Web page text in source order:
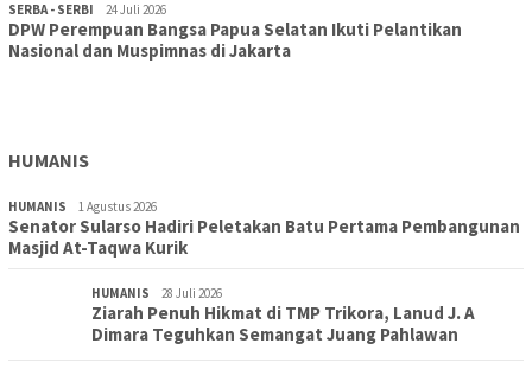
SERBA - SERBI 24 Juli 2026
DPW Perempuan Bangsa Papua Selatan Ikuti Pelantikan
Nasional dan Muspimnas di Jakarta
TOPIK 30 Juli 2026
Wujudkan Sekolah Adiwiyata:SD Inpres Polder Merauke
HUMANIS
HUMANIS 1 Agustus 2026
Senator Sularso Hadiri Peletakan Batu Pertama Pembangunan
Masjid At-Taqwa Kurik
HUMANIS 28 Juli 2026
Ziarah Penuh Hikmat di TMP Trikora, Lanud J. A
Dimara Teguhkan Semangat Juang Pahlawan